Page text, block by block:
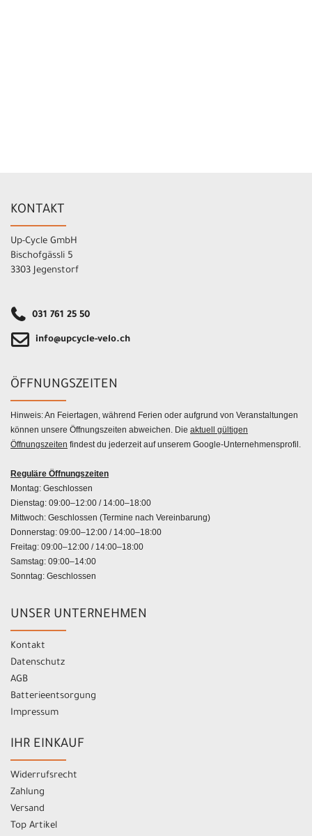
KONTAKT
Up-Cycle GmbH
Bischofgässli 5
3303 Jegenstorf
031 761 25 50
info@upcycle-velo.ch
ÖFFNUNGSZEITEN
Hinweis: An Feiertagen, während Ferien oder aufgrund von Veranstaltungen
können unsere Öffnungszeiten abweichen. Die aktuell gültigen
Öffnungszeiten findest du jederzeit auf unserem Google-Unternehmensprofil.
Reguläre Öffnungszeiten
Montag: Geschlossen
Dienstag: 09:00–12:00 / 14:00–18:00
Mittwoch: Geschlossen (Termine nach Vereinbarung)
Donnerstag: 09:00–12:00 / 14:00–18:00
Freitag: 09:00–12:00 / 14:00–18:00
Samstag: 09:00–14:00
Sonntag: Geschlossen
UNSER UNTERNEHMEN
Kontakt
Datenschutz
AGB
Batterieentsorgung
Impressum
IHR EINKAUF
Widerrufsrecht
Zahlung
Versand
Top Artikel